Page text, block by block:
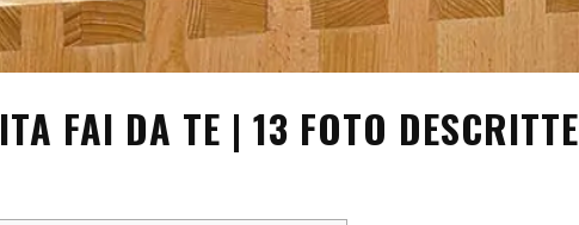
FAI DA TE | 13 FOTO DESCRITTE